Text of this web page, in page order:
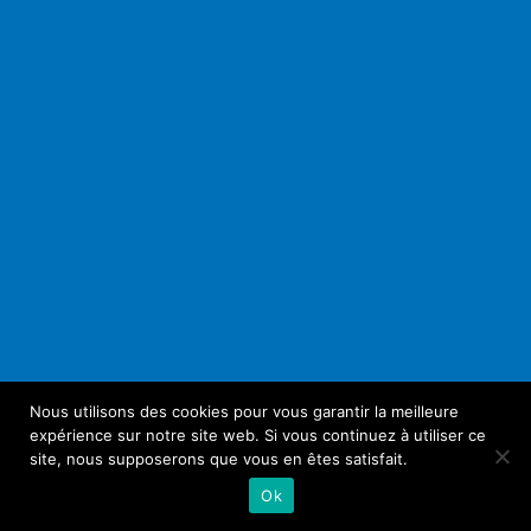
Nous utilisons des cookies pour vous garantir la meilleure
expérience sur notre site web. Si vous continuez à utiliser ce
site, nous supposerons que vous en êtes satisfait.
Ok